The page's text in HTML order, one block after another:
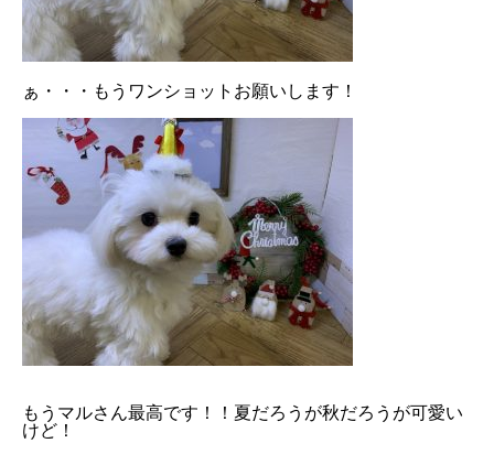
ぁ・・・もうワンショットお願いします！
もうマルさん最高です！！夏だろうが秋だろうが可愛い
けど！